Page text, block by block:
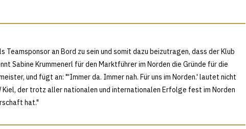
Teamsponsor an Bord zu sein und somit dazu beizutragen, dass der Klub
Sabine Krummenerl für den Marktführer im Norden die Gründe für die
und fügt an: "'Immer da. Immer nah. Für uns im Norden.' lautet nicht
der trotz aller nationalen und internationalen Erfolge fest im Norden
hat."